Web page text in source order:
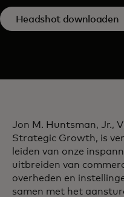
Headshot downloaden
Jon M. Huntsman, Jr.,
Strategic Growth, is
leiden van onze
uitbreiden van
overheden en
samen met het